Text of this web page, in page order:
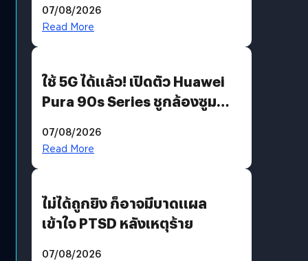
บริโภคและ B2B
07/08/2026
Read More
ใช้ 5G ได้แล้ว! เปิดตัว Huawei
Pura 90s Series ชูกล้องซูม
07/08/2026
Read More
ไม่ได้ถูกยิง ก็อาจมีบาดแผล
เข้าใจ PTSD หลังเหตุร้าย
07/08/2026